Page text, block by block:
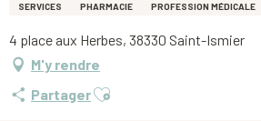
SERVICES PHARMACIE PROFESSION MÉDICALE
4 place aux Herbes, 38330 Saint-Ismier
M'y rendre
PartagerAjouter aux favoris